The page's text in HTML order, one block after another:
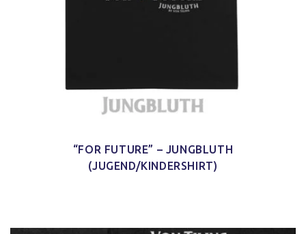
“FOR FUTURE” – JUNGBLUTH
(JUGEND/KINDERSHIRT)